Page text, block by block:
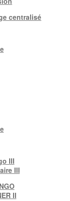
centralisé
III
III
II